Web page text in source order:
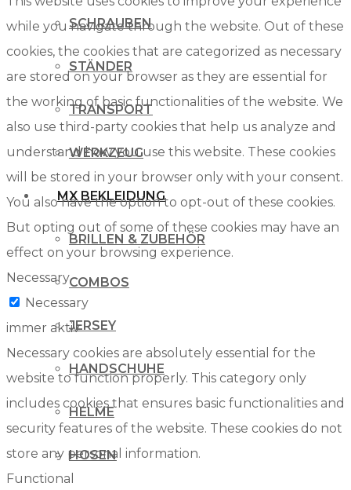
SCHRAUBEN
STÄNDER
TRANSPORT
WERKZEUG
MX BEKLEIDUNG
BRILLEN & ZUBEHÖR
COMBOS
JERSEY
HANDSCHUHE
HELME
HOSEN
while you navigate through the website. Out of these
cookies, the cookies that are categorized as necessary
are stored on your browser as they are essential for
the working of basic functionalities of the website. We
also use third-party cookies that help us analyze and
understand how you use this website. These cookies
will be stored in your browser only with your consent.
You also have the option to opt-out of these cookies.
But opting out of some of these cookies may have an
effect on your browsing experience.
Necessary
Necessary
immer aktiv
Necessary cookies are absolutely essential for the
website to function properly. This category only
includes cookies that ensures basic functionalities and
security features of the website. These cookies do not
store any personal information.
Functional